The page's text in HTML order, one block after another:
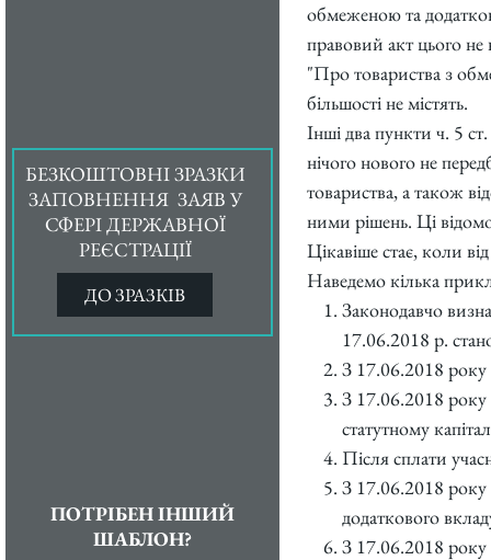
БЕЗКОШТОВНІ ЗРАЗКИ
ЗАПОВНЕННЯ ЗАЯВ У
СФЕРІ ДЕРЖАВНОЇ
РЕЄСТРАЦІЇ
ДО ЗРАЗКІВ
ПОТРІБЕН ІНШИЙ
ШАБЛОН?
обмеженою та
правовий акт цього
"Про товариства з
більшості не містять.
Інші два пункти ч. 5
нічого нового не
товариства, а також
ними рішень. Ці
Цікавіше стає, коли
Наведемо кілька
Законодавчо
17.06.2018 р.
З 17.06.2018 року
З 17.06.2018 року
статутному
Після сплати
З 17.06.2018 року
додаткового
З 17.06.2018 року